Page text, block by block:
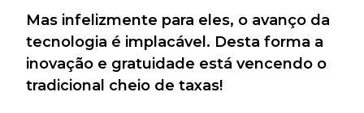
Mas infelizmente para eles, o avanço da
tecnologia é implacável. Desta forma a
inovação e gratuidade está vencendo o
tradicional cheio de taxas!